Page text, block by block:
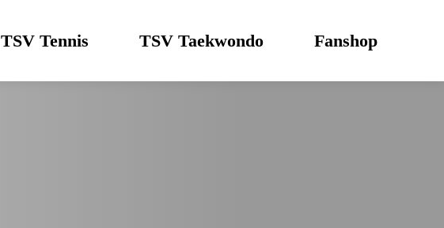
TSV Tennis TSV Taekwondo Fanshop